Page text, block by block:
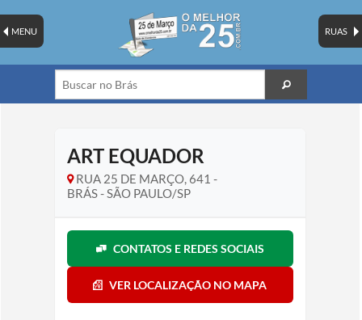
RUAS
MENU
ART EQUADOR
RUA 25 DE MARÇO, 641 -
BRÁS - SÃO PAULO/SP
CONTATOS E REDES SOCIAIS
VER LOCALIZAÇÃO NO MAPA